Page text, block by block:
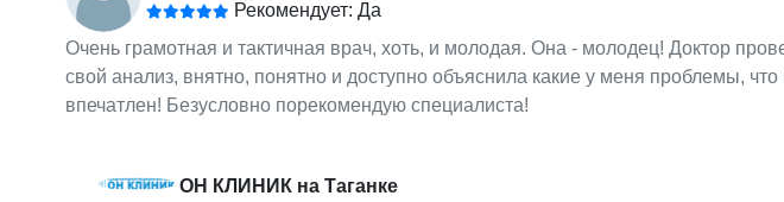
Рекомендует: Да
Очень грамотная и тактичная врач, хоть, и молодая. Она - молодец! Доктор
свой анализ, внятно, понятно и доступно объяснила какие у меня проблемы,
впечатлен! Безусловно порекомендую специалиста!
ОН КЛИНИК на Таганке